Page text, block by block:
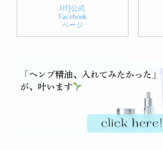
HTJ公式
Facebook
ページ